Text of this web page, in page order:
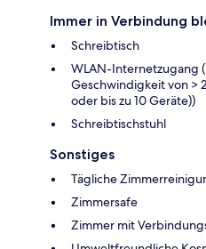
Immer in Verbindung
Schreibtisch
WLAN-Internetzugang
Geschwindigkeit von >
oder bis zu 10 Geräte))
Schreibtischstuhl
Sonstiges
Tägliche
Zimmersafe
Zimmer mit